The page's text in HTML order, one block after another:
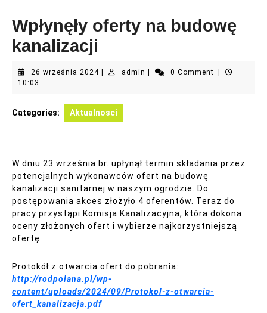
Wpłynęły oferty na budowę
kanalizacji
26 września 202426
admin admin 0 Comment
10:03
Categories: Aktualnosci
W dniu 23 września br. upłynął termin składania przez
potencjalnych wykonawców ofert na budowę
kanalizacji sanitarnej w naszym ogrodzie. Do
postępowania akces złożyło 4 oferentów. Teraz do
pracy przystąpi Komisja Kanalizacyjna, która dokona
oceny złożonych ofert i wybierze najkorzystniejszą
ofertę.
Protokół z otwarcia ofert do pobrania:
http://rodpolana.pl/wp-
content/uploads/2024/09/Protokol-z-otwarcia-
ofert_kanalizacja.pdf